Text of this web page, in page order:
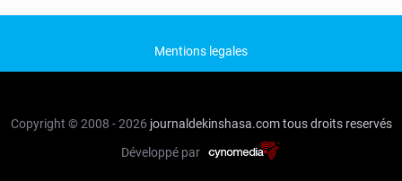
Mentions legales
Copyright © 2008 - 2026 journaldekinshasa.com tous droits reservés
Développé par